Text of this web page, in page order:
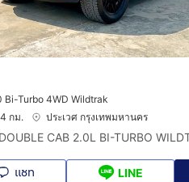
Bi-Turbo 4WD Wildtrak
กม. ประเวศ กรุงเทพมหานคร
CAB 2.0L BI-TURBO
แชท LINE